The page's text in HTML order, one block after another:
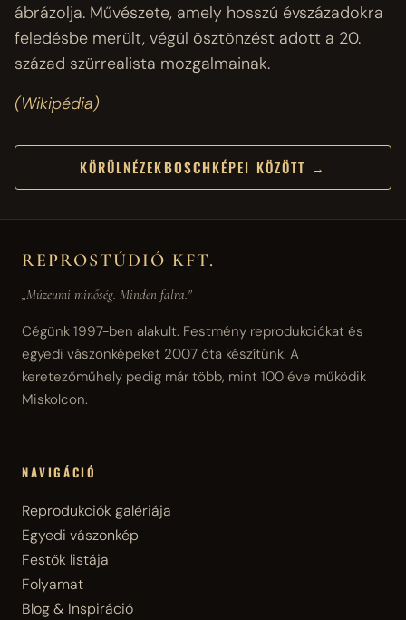
ábrázolja. Művészete, amely hosszú évszázadokra
feledésbe merült, végül ösztönzést adott a 20.
század szürrealista mozgalmainak.
(Wikipédia)
KÖRÜLNÉZEKBOSCHKÉPEI KÖZÖTT →
REPROSTÚDIÓ KFT.
„Múzeumi minőség. Minden falra."
Cégünk 1997-ben alakult. Festmény reprodukciókat és
egyedi vászonképeket 2007 óta készítünk. A
keretezőműhely pedig már több, mint 100 éve működik
Miskolcon.
NAVIGÁCIÓ
Reprodukciók galériája
Egyedi vászonkép
Festők listája
Folyamat
Blog & Inspiráció